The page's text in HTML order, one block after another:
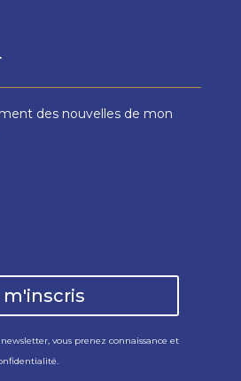
des nouvelles de mon
m'inscris
vous prenez connaissance et
.